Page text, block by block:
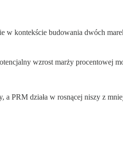
w kontekście budowania dwóch
wzrost marży procentowej
PRM działa w rosnącej niszy z